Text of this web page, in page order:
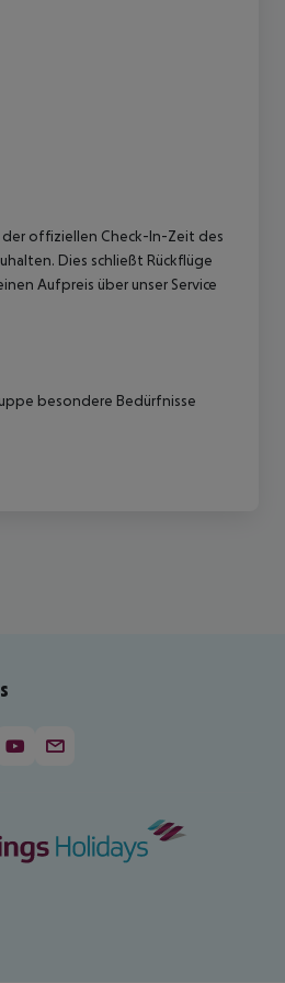
offiziellen Check-In-Zeit des
Dies schließt Rückflüge
Aufpreis über unser Service
besondere Bedürfnisse